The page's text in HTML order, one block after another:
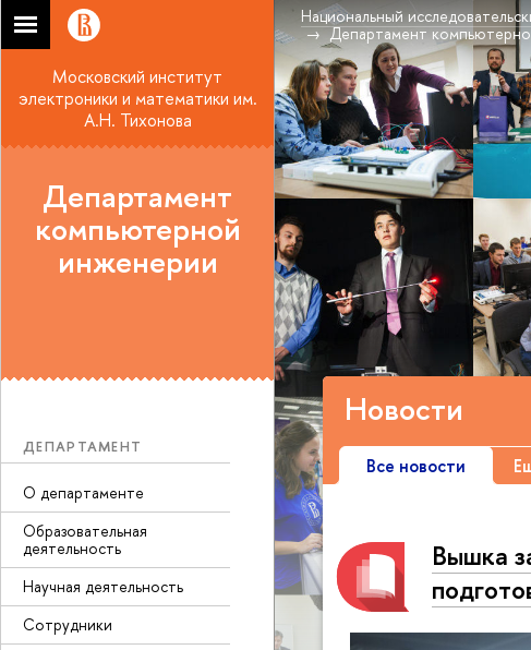
Национальный
Департамент
Московский институт
электроники и математики им.
А.Н. Тихонова
Департамент
компьютерной
инженерии
ДЕПАРТАМЕНТ
О департаменте
Образовательная
деятельность
Научная деятельность
Сотрудники
Новости
Все новости
Вышка